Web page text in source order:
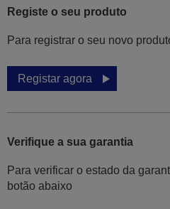
Registe o seu produto
Para registrar o seu novo
Registar agora
Verifique a sua garantia
Para verificar o estado da
botão abaixo